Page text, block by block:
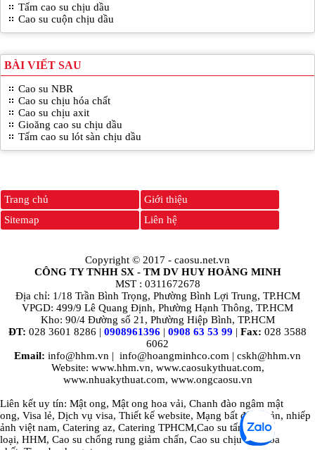
Tấm cao su chịu dầu
Cao su cuộn chịu dầu
BÀI VIẾT SAU
Cao su NBR
Cao su chịu hóa chất
Cao su chịu axit
Gioăng cao su chịu dầu
Tấm cao su lót sàn chịu dầu
Trang chủ
Giới thiệu
Sitemap
Liên hệ
Copyright © 2017 - caosu.net.vn
CÔNG TY TNHH SX - TM DV HUY HOÀNG MINH
MST : 0311672678
Địa chỉ: 1/18 Trần Bình Trọng, Phường Bình Lợi Trung, TP.HCM
VPGD: 499/9 Lê Quang Định, Phường Hạnh Thông, TP.HCM
Kho: 90/4 Đường số 21, Phường Hiệp Bình, TP.HCM
ĐT: 028 3601 8286 | 0908961396 | 0908 63 53 99 | Fax: 028 3588
6062
Email: info@hhm.vn | info@hoangminhco.com | cskh@hhm.vn
Website: www.hhm.vn, www.caosukythuat.com,
www.nhuakythuat.com, www.ongcaosu.vn
Liên kết uy tín: Mật ong, Mật ong hoa vải, Chanh đào ngâm mật
ong, Visa lẻ, Dịch vụ visa, Thiết kế website, Mạng bất động sản, nhiếp
ảnh việt nam, Catering az, Catering TPHCM,Cao su tấm các
loại, HHM, Cao su chống rung giảm chấn, Cao su chịu dầu hóa